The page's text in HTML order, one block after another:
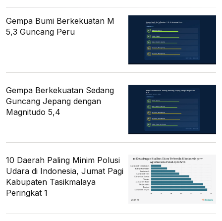
Gempa Bumi Berkekuatan M
5,3 Guncang Peru
Gempa Berkekuatan Sedang
Guncang Jepang dengan
Magnitudo 5,4
10 Daerah Paling Minim Polusi
Udara di Indonesia, Jumat Pagi
Kabupaten Tasikmalaya
Peringkat 1